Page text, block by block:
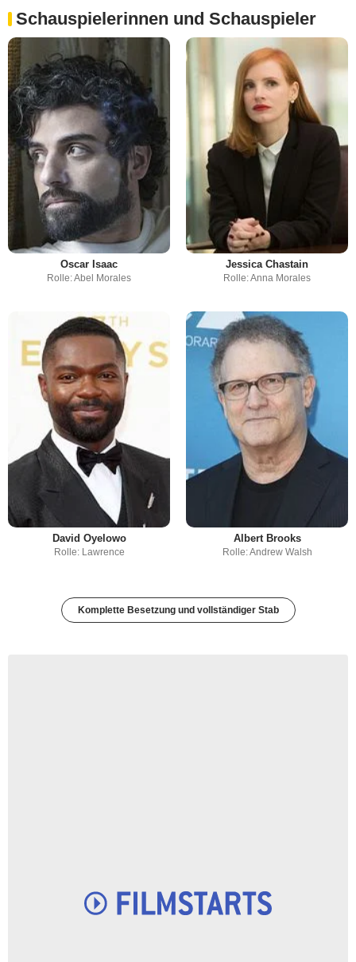
Schauspielerinnen und Schauspieler
Oscar Isaac
Rolle: Abel Morales
Jessica Chastain
Rolle: Anna Morales
David Oyelowo
Rolle: Lawrence
Albert Brooks
Rolle: Andrew Walsh
Komplette Besetzung und vollständiger Stab